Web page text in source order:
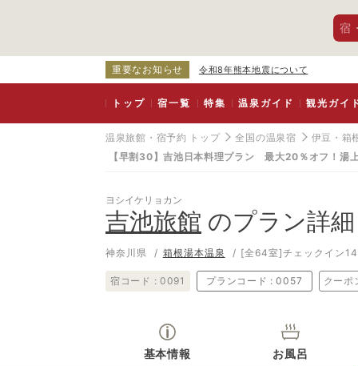
宿
重要なお知らせ 令和8年熊本地震について
トップ 宿一覧 特集 温泉ガイド 観光ガイ
温泉旅館・宿予約 トップ 全国の温泉宿
伊豆・箱
【早割30】吉池日本料理プラン 最大20％オフ！湯
ヨシイケリョカン
吉池旅館 のプラン詳細
神奈川県 箱根湯本温泉 [全64室]チェックイン
宿コード : 0091 プランコード :0057 クーポ
基本情報 お風呂